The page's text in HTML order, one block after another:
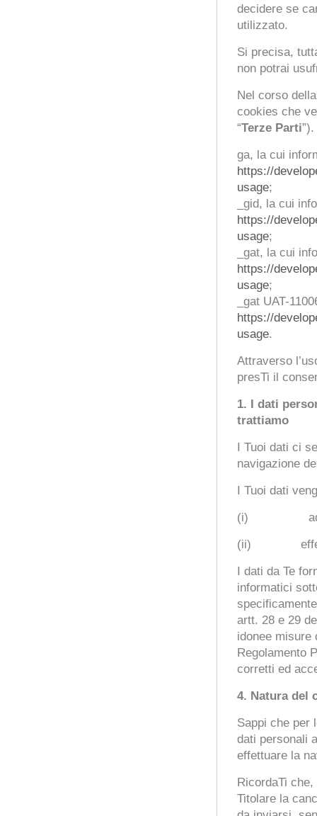
decidere se
utilizzato.
Si precisa,
non potrai
Nel corso
cookies che
“Terze Parti
ga, la cui
https://
usage;
_gid, la cui
https://
usage;
_gat, la cui
https://
usage;
_gat UAT-
https://
usage.
Attraverso
presTi il
1. I dati
trattiamo
I Tuoi dati ci
navigazione
I Tuoi dati
(i)
(ii)
I dati da Te
informatici
artt. 28 e 29
idonee misure
Regolamento
corretti ed
4. Natura del
Sappi che per
dati personali
effettuare la
RicordaTi
Titolare la